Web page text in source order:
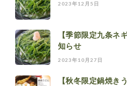
2023年12月5日
【季節限定九条ネ
知らせ
2023年10月27日
【秋冬限定鍋焼き